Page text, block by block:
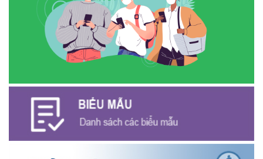
Phát biểu bế mạc Hội nghị Trung ương 3, khóa XIV của Tổng Bí
thư, Chủ tịch nước Tô Lâm
(26/07/2026)
VAY KÝ QUỸ ĐỐI VỚI NGƯỜI LAO ĐỘNG ĐI LÀM VIỆC TẠI HÀN
QUỐC
(24/07/2026)
BÁ SẢN PHẨM OCOP TẠI TUẦN LỄ NÔNG SẢN VÀ SẢN PHẨM